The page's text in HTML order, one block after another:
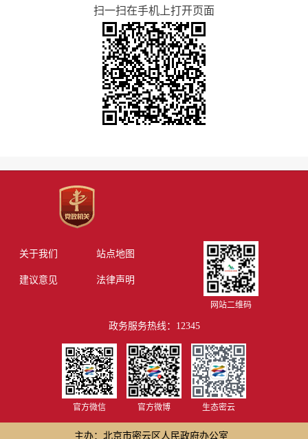
扫一扫在手机上打开页面
关于我们 站点地图
建议意见 法律声明
网站二维码
政务服务热线：12345
官方微信 官方微博 生态密云
主办：北京市密云区人民政府办公室